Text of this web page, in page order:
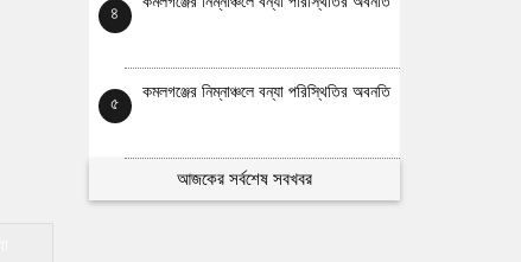
৪
৫
কমলগঞ্জের নিম্নাঞ্চলে বন্যা পরিস্থিতির অবনতি
আজকের সর্বশেষ সবখবর